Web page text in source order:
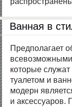
Ванная в
Предполагает
которые
туалетом и
модерн
и аксессуаров.